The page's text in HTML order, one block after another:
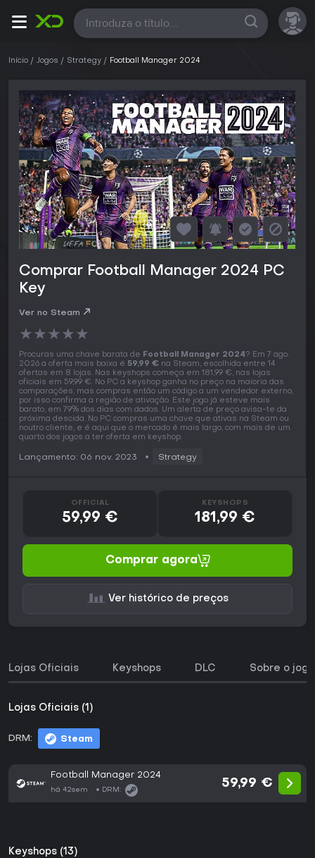
Todas
Início Jogos Strategy Football Manager 2024
Comprar Football Manager 2024 PC
Key
Ver no Steam
★★★★★
Procuras uma chave barata de Football Manager 2024? Em 7 ago.
2026 a oferta mais baixa é 59,99 € na Steam, escolhida entre 14
ofertas em 8 lojas. Nas keyshops começa em 181,99 €, nas lojas
oficiais em 59,99 €. No PC a keyshop ganha no preço na maioria das
comparações, mas compras então um código a um vendedor externo,
por isso confirma a região de ativação. Este jogo já esteve mais
barato, em 79% dos dias com dados. Um alerta de preço avisa-te da
próxima descida. No PC compras uma chave que ativas na Steam ou
noutro cliente, e é aqui que o mercado é mais largo, com mais de um
quarto dos jogos a ter oferta em keyshop.
Lançamento: 06 nov. 2023 Strategy
OFFICIAL
59,99 €
KEYSHOPS
181,99 €
Comprar agora
Ver histórico de preços
Lojas Oficiais Keyshops DLC Sobre o jogo
Lojas Oficiais (1)
DRM: Steam
Football Manager 2024
há 42sem DRM:
59,99 €
Keyshops (13)